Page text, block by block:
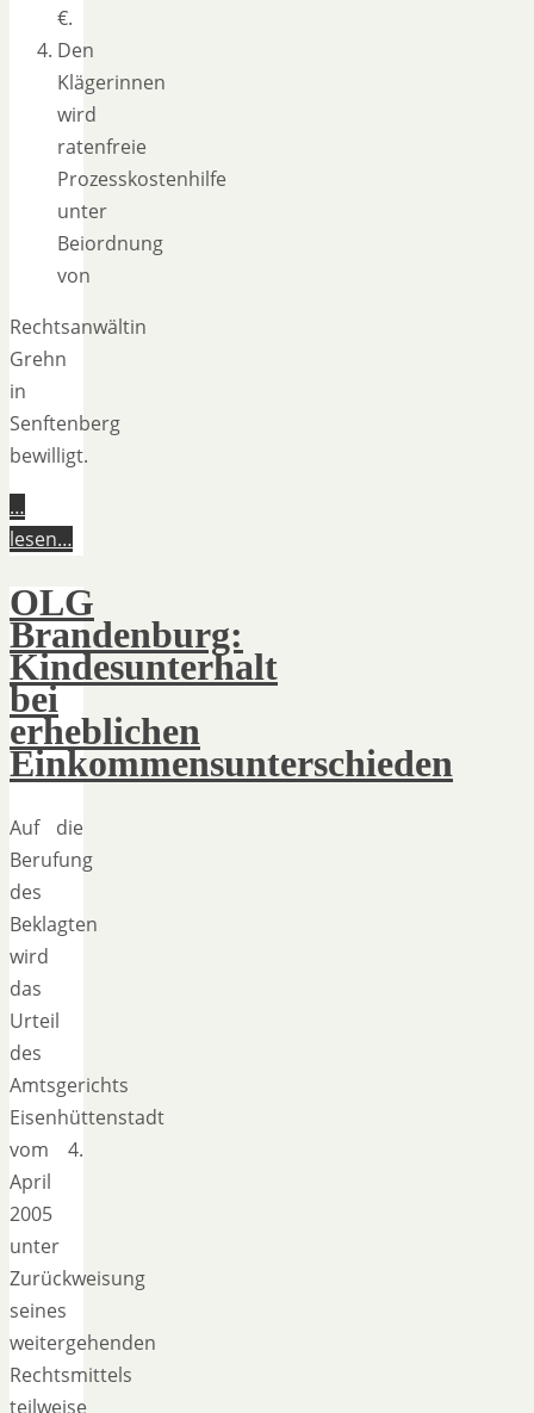
€.
Den
Klägerinnen
wird
ratenfreie
Prozesskostenhilfe
unter
Beiordnung
von
Rechtsanwältin
Grehn
in
Senftenberg
bewilligt.
…
lesen…
OLG
Brandenburg:
Kindesunterhalt
bei
erheblichen
Einkommensunterschieden
Auf die
Berufung
des
Beklagten
wird
das
Urteil
des
Amtsgerichts
Eisenhüttenstadt
vom 4.
April
2005
unter
Zurückweisung
seines
weitergehenden
Rechtsmittels
teilweise